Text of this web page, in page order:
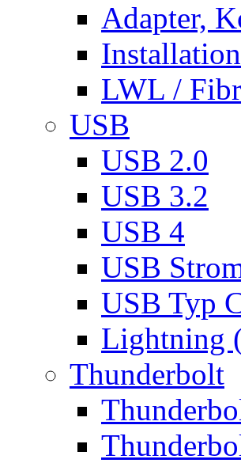
Adapter,
LWL /
USB
USB 2.0
USB 3.2
USB 4
USB
USB Typ
Lightning
Thunderbolt